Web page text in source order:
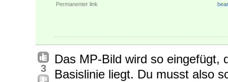
Permanenter link
3
Das MP-Bild wird so eingefügt,
Basislinie liegt. Du musst also